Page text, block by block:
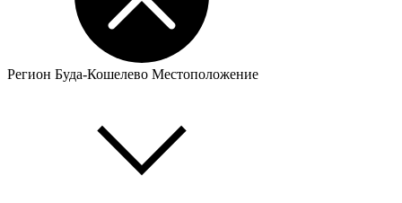
Регион Буда-Кошелево Местоположение